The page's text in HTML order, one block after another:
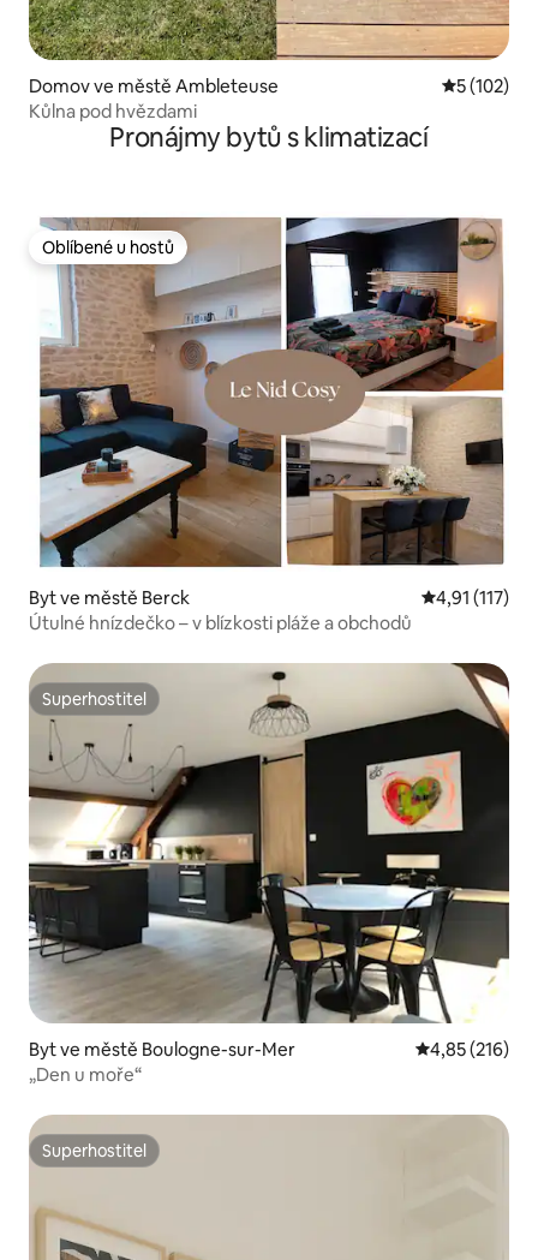
Domov ve městě Ambleteuse Průměrné
5 (102)
Kůlna pod hvězdami
Pronájmy bytů s klimatizací
Oblíbené u hostů
Oblíbené u hostů
Byt ve městě Berck Průměrné
4,91 (117)
Útulné hnízdečko – v blízkosti pláže a obchodů
Superhostitel
Superhostitel
Byt ve městě Boulogne-sur-Mer Průměrné
4,85 (216)
„Den u moře“
Superhostitel
Superhostitel